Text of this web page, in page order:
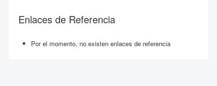
Enlaces de Referencia
Por el momento, no existen enlaces de referencia